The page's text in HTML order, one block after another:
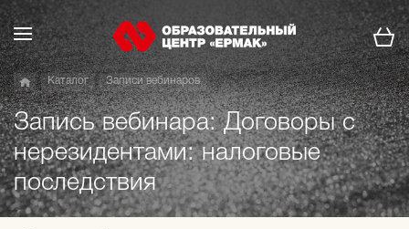
Каталог Записи вебинаров
Запись вебинара: Договоры с
нерезидентами: налоговые
последствия